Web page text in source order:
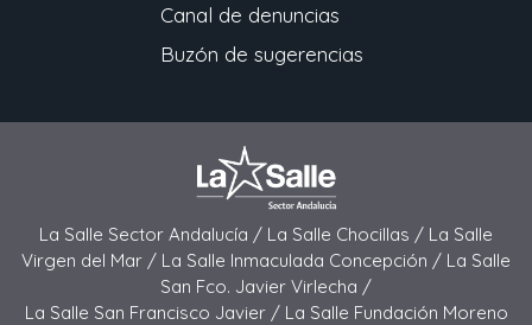
Canal de denuncias
Buzón de sugerencias
La Salle Sector Andalucía / La Salle Chocillas / La Salle
Virgen del Mar / La Salle Inmaculada Concepción / La Salle
San Fco. Javier Virlecha /
La Salle San Francisco Javier / La Salle Fundación Moreno